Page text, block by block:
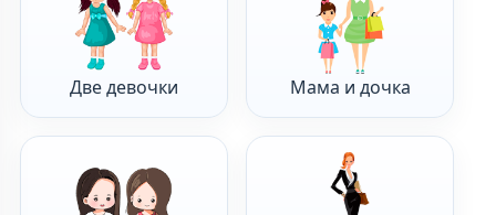
Две девочки Мама и дочка